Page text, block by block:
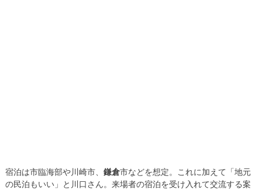
宿泊は市臨海部や川崎市、 鎌倉市などを想定。これに加えて「地元
の民泊もいい」と川口さん。来場者の宿泊を受け入れて交流する案